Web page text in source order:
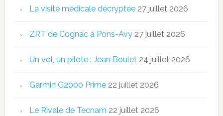
La visite médicale décryptée 27 juillet 2026
ZRT de Cognac à Pons-Avy 27 juillet 2026
Un vol, un pilote : Jean Boulet 24 juillet 2026
Garmin G2000 Prime 22 juillet 2026
Le Rivale de Tecnam 22 juillet 2026